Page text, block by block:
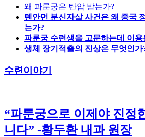
왜 파룬궁은 탄압 받는가?
톈안먼 분신자살 사건은 왜 중국
는가?
파룬궁 수련생을 고문하는데 이
생체 장기적출의 진상은 무엇인가
수련이야기
“파룬궁으로 이제야 진정
니다” -황두환 내과 원장